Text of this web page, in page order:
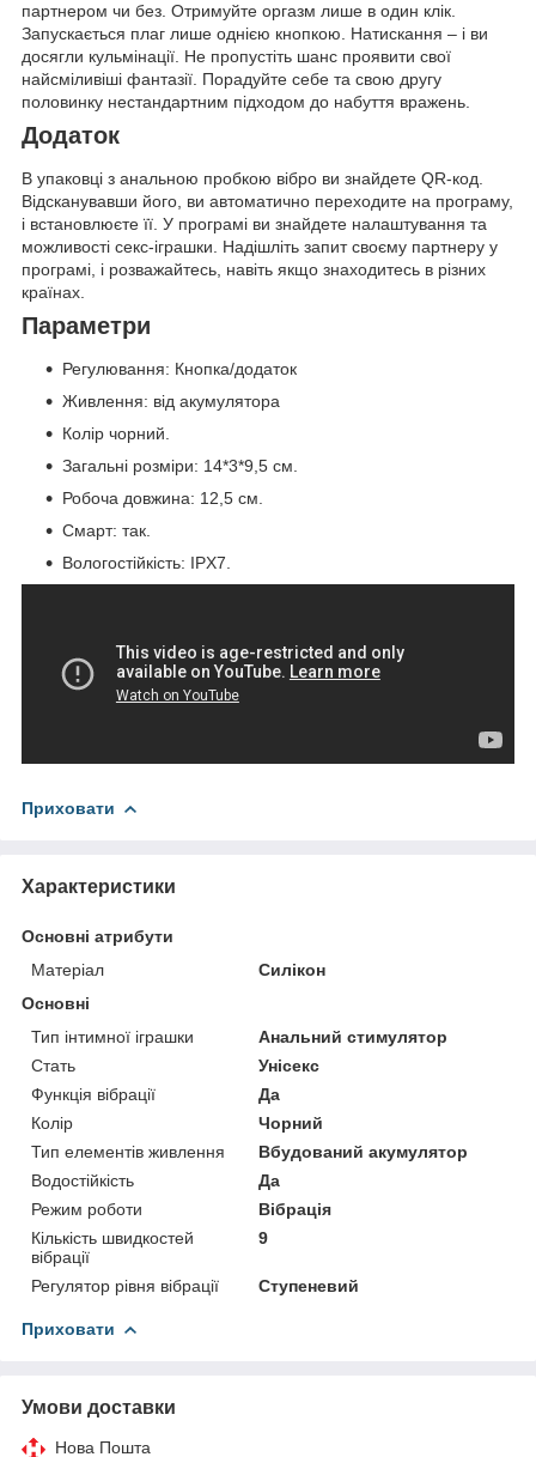
партнером чи без. Отримуйте оргазм лише в один клік.
Запускається плаг лише однією кнопкою. Натискання – і ви
досягли кульмінації. Не пропустіть шанс проявити свої
найсміливіші фантазії. Порадуйте себе та свою другу
половинку нестандартним підходом до набуття вражень.
Додаток
В упаковці з анальною пробкою вібро ви знайдете QR-код.
Відсканувавши його, ви автоматично переходите на програму,
і встановлюєте її. У програмі ви знайдете налаштування та
можливості секс-іграшки. Надішліть запит своєму партнеру у
програмі, і розважайтесь, навіть якщо знаходитесь в різних
країнах.
Параметри
Регулювання: Кнопка/додаток
Живлення: від акумулятора
Колір чорний.
Загальні розміри: 14*3*9,5 см.
Робоча довжина: 12,5 см.
Смарт: так.
Вологостійкість: IPX7.
Приховати
Характеристики
Основні атрибути
Матеріал
Силікон
Основні
Тип інтимної іграшки
Анальний стимулятор
Стать
Унісекс
Функція вібрації
Да
Колір
Чорний
Тип елементів живлення
Вбудований акумулятор
Водостійкість
Да
Режим роботи
Вібрація
Кількість швидкостей
вібрації
9
Регулятор рівня вібрації Ступеневий
Приховати
Умови доставки
Нова Пошта